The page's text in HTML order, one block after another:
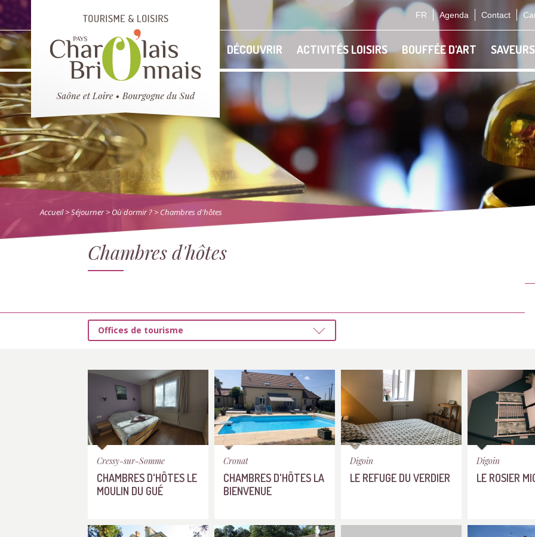
FR Agenda Contact
DÉCOUVRIR ACTIVITÉS LOISIRS BOUFFÉE D'ART
Accueil> Séjourner> Où dormir ? > Chambres d'hôtes
Chambres d'hôtes
Offices de tourisme
Cressy-sur-Somme
CHAMBRES D'HÔTES LE
MOULIN DU GUÉ
Cronat
CHAMBRES D'HÔTES LA
BIENVENUE
Digoin
LE REFUGE DU VERDIER
Digoin
LE ROSIER